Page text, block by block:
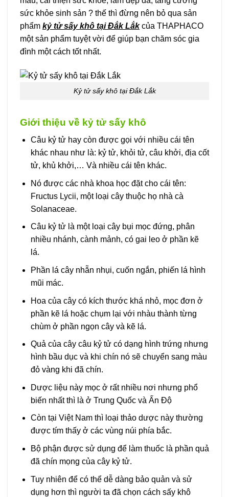
sức khỏe sinh sản ? thế thì đừng nên bỏ qua sản
phẩm kỷ tử sấy khô tại Đắk Lắkcủa THAPHACO
một sản phẩm tuyệt vời để giúp bạn chăm sóc gia
đình một cách tốt nhất.
Kỷ tử sấy khô tại Đắk Lắk
Giới thiệu về kỷ tử sấy khô
Câu kỷ tử hay còn được gọi với nhiều cái tên
khác nhau như là: kỷ tử, khỏi tử, câu khởi, địa cốt
tử, khủ khởi,… Và nhiều cái tên khác.
Nó được các nhà khoa học đặt cho cái tên:
Fructus Lycii, một loại cây thuộc họ nhà cà
Solanaceae.
Câu kỷ tử là một loại cây bụi mọc đứng, phân
nhiều nhánh, cành mảnh, có gai leo ở phần kẽ
lá.
Phần lá cây nhẵn nhụi, cuốn ngắn, phiến lá hình
mũi mác.
Hoa của cây có kích thước khá nhỏ, mọc đơn ở
phần kẽ lá hoặc chụm lại với nhàu thành từng
chùm ở phần ngọn cây và kẽ lá.
Quả của cây câu kỷ tử có dạng hình trứng nhưng
hình bầu dục và khi chín nó sẽ chuyển sang màu
đỏ vàng khi đã chín.
Dược liệu này mọc ở rất nhiều nơi nhưng phổ
biến nhất thì là ở Trung Quốc và Ấn Độ
Còn tại Việt Nam thì loại thảo dược này thường
được tím thấy ở các vùng núi phía bắc.
Bộ phận được sử dụng để làm thuốc là phần quả
đã chín mọng của cây kỷ tử.
Tuy nhiên để có thể dễ dàng bảo quản và sử
dụng hơn thì người ta đã chọn cách sấy khô